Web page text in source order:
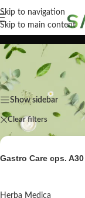
Skip to navigation
Skip to main content
Početna Shop
Show sidebar
Clear filters
Gastro Care cps. A30
Herba Medica